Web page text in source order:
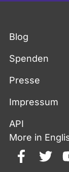
Blog
Spenden
Presse
Impressum
API
More in
facebook